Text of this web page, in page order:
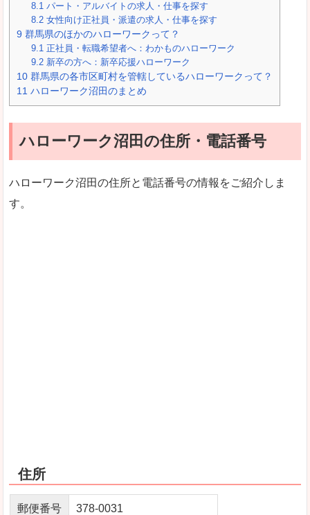
8.1 パート・アルバイトの求人・仕事を探す
8.2 女性向け正社員・派遣の求人・仕事を探す
9 群馬県のほかのハローワークって？
9.1 正社員・転職希望者へ：わかものハローワーク
9.2 新卒の方へ：新卒応援ハローワーク
10 群馬県の各市区町村を管轄しているハローワークって？
11 ハローワーク沼田のまとめ
ハローワーク沼田の住所・電話番号
ハローワーク沼田の住所と電話番号の情報をご紹介しま
す。
住所
郵便番号 378-0031